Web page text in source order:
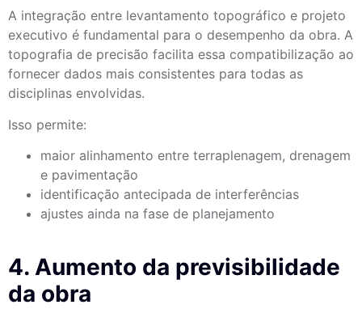
A integração entre levantamento topográfico e projeto
executivo é fundamental para o desempenho da obra. A
topografia de precisão facilita essa compatibilização ao
fornecer dados mais consistentes para todas as
disciplinas envolvidas.
Isso permite:
maior alinhamento entre terraplenagem, drenagem
e pavimentação
identificação antecipada de interferências
ajustes ainda na fase de planejamento
4. Aumento da previsibilidade
da obra